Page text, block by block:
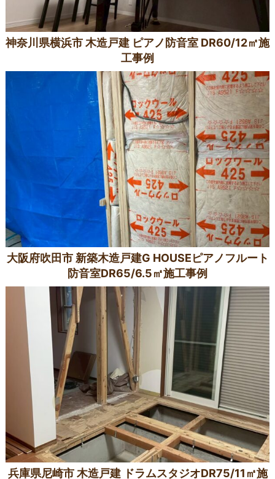
神奈川県横浜市 木造戸建 ピアノ防音室 DR60/12㎡施
工事例
大阪府吹田市 新築木造戸建G HOUSEピアノフルート
防音室DR65/6.5㎡施工事例
兵庫県尼崎市 木造戸建 ドラムスタジオDR75/11㎡施